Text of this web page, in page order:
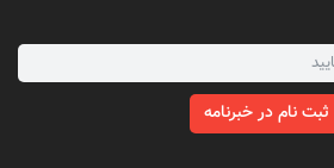
ثبت نام در خبرنامه